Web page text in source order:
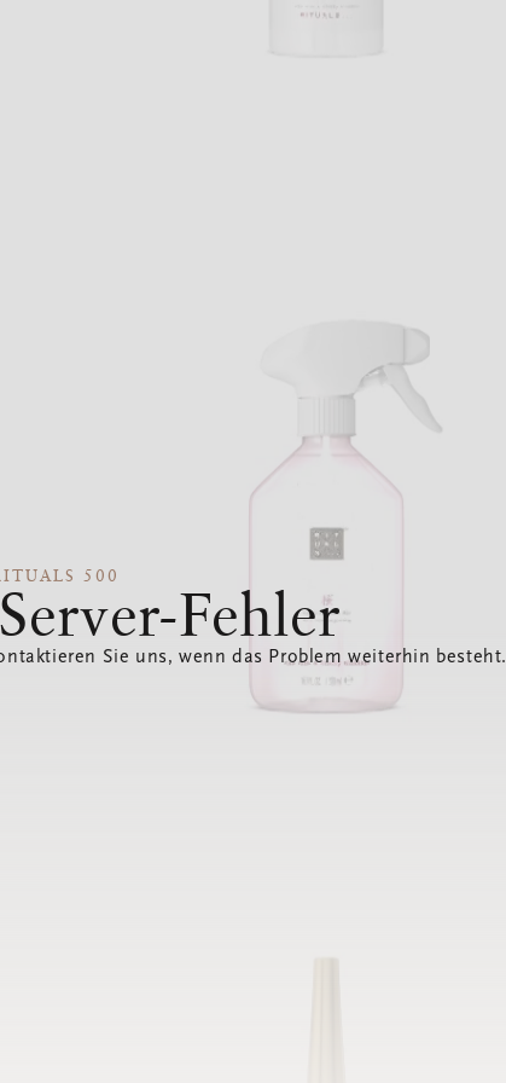
500
Fehler
Sie uns, wenn das Problem weiterhin besteht.